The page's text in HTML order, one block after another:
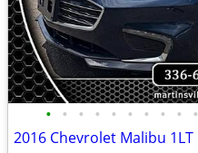
• • • • • • • • • •
2016 Chevrolet Malibu 1LT